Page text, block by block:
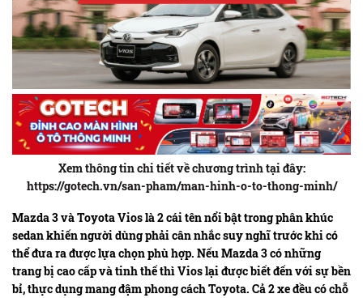
Xem thông tin chi tiết về chương trình tại đây:
https://gotech.vn/san-pham/man-hinh-o-to-thong-minh/
Mazda 3 và Toyota Vios là 2 cái tên nổi bật trong phân khúc
sedan khiến người dùng phải cân nhắc suy nghĩ trước khi có
thể đưa ra được lựa chọn phù hợp. Nếu Mazda 3 có những
trang bị cao cấp và tinh thế thì Vios lại được biết đến với sự bền
bỉ, thực dụng mang đậm phong cách Toyota. Cả 2 xe đều có chỗ